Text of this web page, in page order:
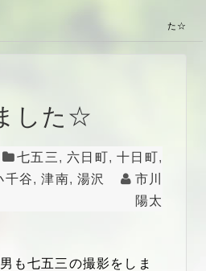
た☆
した☆
七五三, 六日町,十日町,
千谷,津南,湯沢
市川
陽太
も七五三の撮影をしま